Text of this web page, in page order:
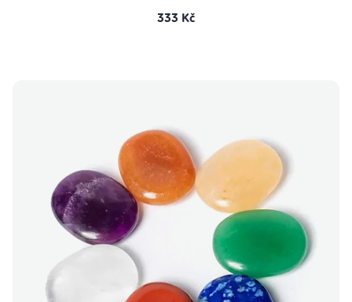
333 Kč